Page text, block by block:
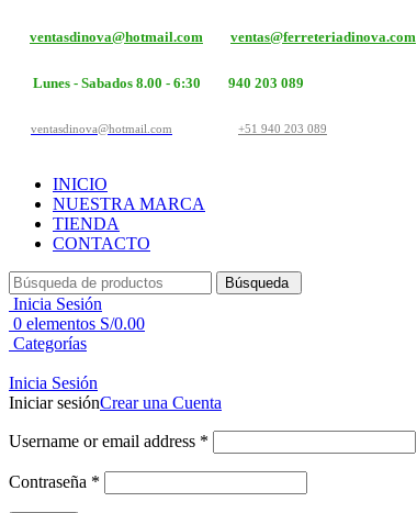
ventasdinova@hotmail.com ventas@ferreteriadinova.com
Lunes - Sabados 8.00 - 6:30 940 203 089
ventasdinova@hotmail.com +51 940 203 089
INICIO
NUESTRA MARCA
TIENDA
CONTACTO
Búsqueda
Inicia Sesión
0 elementos S/0.00
Categorías
Inicia Sesión
Iniciar sesiónCrear una Cuenta
Username or email address *
Contraseña *